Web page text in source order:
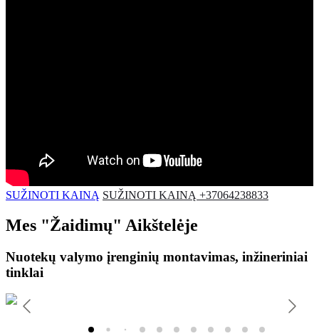
SUŽINOTI KAINĄ SUŽINOTI KAINĄ +37064238833
Mes "Žaidimų" Aikštelėje
Nuotekų valymo įrenginių montavimas, inžineriniai
tinklai